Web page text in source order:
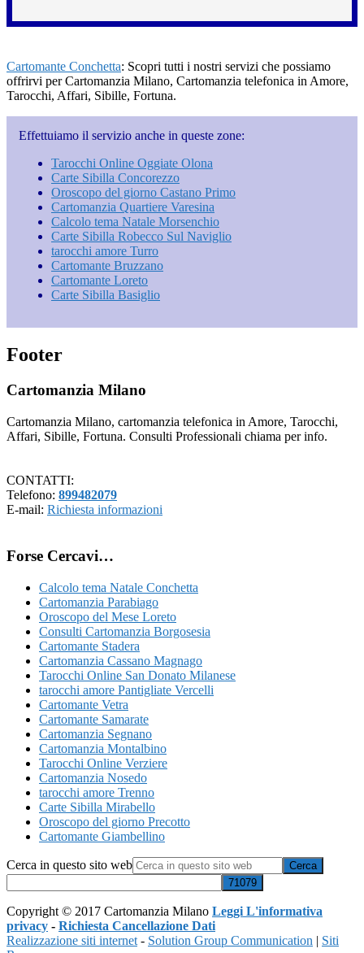
Cartomante Conchetta: Scopri tutti i nostri servizi che possiamo
offrirvi per Cartomanzia Milano, Cartomanzia telefonica in Amore,
Tarocchi, Affari, Sibille, Fortuna.
Effettuiamo il servizio anche in queste zone:
Tarocchi Online Oggiate Olona
Carte Sibilla Concorezzo
Oroscopo del giorno Castano Primo
Cartomanzia Quartiere Varesina
Calcolo tema Natale Morsenchio
Carte Sibilla Robecco Sul Naviglio
tarocchi amore Turro
Cartomante Bruzzano
Cartomante Loreto
Carte Sibilla Basiglio
Footer
Cartomanzia Milano
Cartomanzia Milano, cartomanzia telefonica in Amore, Tarocchi,
Affari, Sibille, Fortuna. Consulti Professionali chiama per info.
CONTATTI:
Telefono: 899482079
E-mail: Richiesta informazioni
Forse Cercavi…
Calcolo tema Natale Conchetta
Cartomanzia Parabiago
Oroscopo del Mese Loreto
Consulti Cartomanzia Borgosesia
Cartomante Stadera
Cartomanzia Cassano Magnago
Tarocchi Online San Donato Milanese
tarocchi amore Pantigliate Vercelli
Cartomante Vetra
Cartomante Samarate
Cartomanzia Segnano
Cartomanzia Montalbino
Tarocchi Online Verziere
Cartomanzia Nosedo
tarocchi amore Trenno
Carte Sibilla Mirabello
Oroscopo del giorno Precotto
Cartomante Giambellino
Cerca in questo sito web
Copyright © 2017 Cartomanzia Milano Leggi L'informativa
privacy - Richiesta Cancellazione Dati
Realizzazione siti internet - Solution Group Communication | Siti